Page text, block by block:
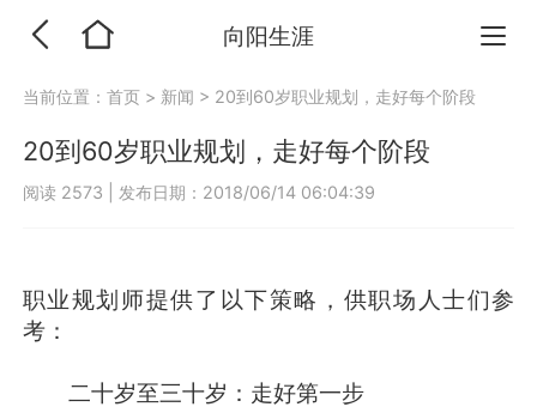
向阳生涯
当前位置：首页 > 新闻 > 20到60岁职业规划，走好每个阶段
20到60岁职业规划，走好每个阶段
阅读 2573 发布日期：2018/06/14 06:04:39
职业规划师提供了以下策略，供职场人士们参
考：
二十岁至三十岁：走好第一步